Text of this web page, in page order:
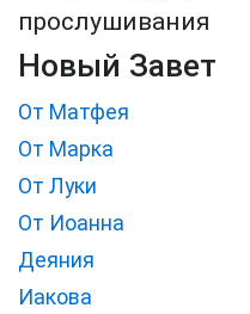
прослушивания
Новый Завет
От Матфея
От Марка
От Луки
От Иоанна
Деяния
Иакова